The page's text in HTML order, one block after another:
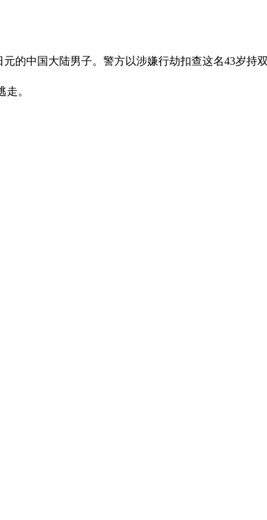
的中国大陆男子。警方以涉嫌行劫扣查这名43岁持
。